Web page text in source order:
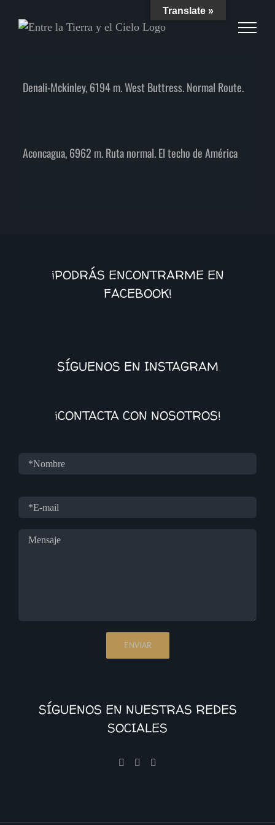
Denali-Mckinley, 6194 m. West Buttress. Normal Route.
Aconcagua, 6962 m. Ruta normal. El techo de América
¡PODRÁS ENCONTRARME EN
FACEBOOK!
SÍGUENOS EN INSTAGRAM
¡CONTACTA CON NOSOTROS!
SÍGUENOS EN NUESTRAS REDES
SOCIALES
Translate »